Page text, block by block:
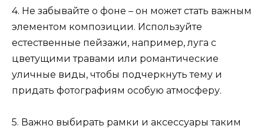
4. Не забывайте о фоне – он может стать важным
элементом композиции. Используйте
естественные пейзажи, например, луга с
цветущими травами или романтические
уличные виды, чтобы подчеркнуть тему и
придать фотографиям особую атмосферу.
5. Важно выбирать рамки и аксессуары таким